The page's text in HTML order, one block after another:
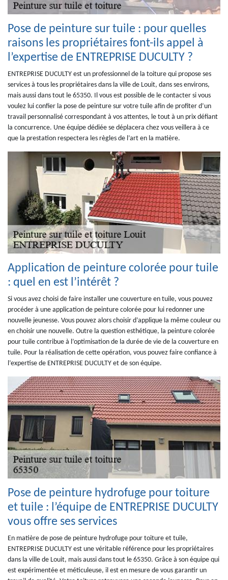
Pose de peinture sur tuile : pour quelles
raisons les propriétaires font-ils appel à
l’expertise de ENTREPRISE DUCULTY ?
ENTREPRISE DUCULTY est un professionnel de la toiture qui propose ses
services à tous les propriétaires dans la ville de Louit, dans ses environs,
mais aussi dans tout le 65350. Il vous est possible de le contacter si vous
voulez lui confier la pose de peinture sur votre tuile afin de profiter d’un
travail personnalisé correspondant à vos attentes, le tout à un prix défiant
la concurrence. Une équipe dédiée se déplacera chez vous veillera à ce
que la prestation respectera les règles de l’art en la matière.
Application de peinture colorée pour tuile
: quel en est l’intérêt ?
Si vous avez choisi de faire installer une couverture en tuile, vous pouvez
procéder à une application de peinture colorée pour lui redonner une
nouvelle jeunesse. Vous pouvez alors choisir d’applique la même couleur ou
en choisir une nouvelle. Outre la question esthétique, la peinture colorée
pour tuile contribue à l’optimisation de la durée de vie de la couverture en
tuile. Pour la réalisation de cette opération, vous pouvez faire confiance à
l’expertise de ENTREPRISE DUCULTY et de son équipe.
Pose de peinture hydrofuge pour toiture
et tuile : l’équipe de ENTREPRISE DUCULTY
vous offre ses services
En matière de pose de peinture hydrofuge pour toiture et tuile,
ENTREPRISE DUCULTY est une véritable référence pour les propriétaires
dans la ville de Louit, mais aussi dans tout le 65350. Grâce à son équipe qui
est expérimentée et méticuleuse, il est en mesure de vous garantir un